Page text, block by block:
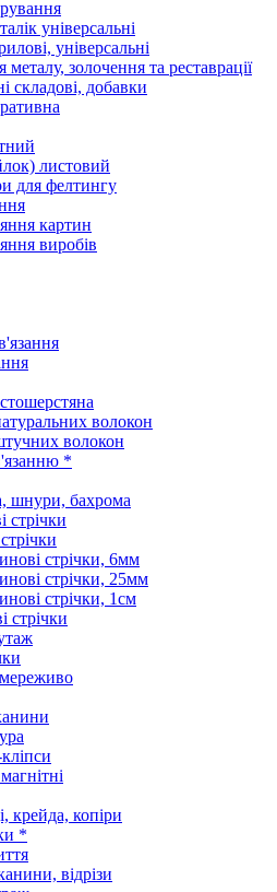
універсальні
універсальні
золочення та реставрації
складові, добавки
листовий
для фелтингу
картин
виробів
волокон
волокон
*
шнури, бахрома
стрічки
стрічки, 6мм
стрічки, 25мм
стрічки, 1см
стрічки
крейда, копіри
*
відрізи